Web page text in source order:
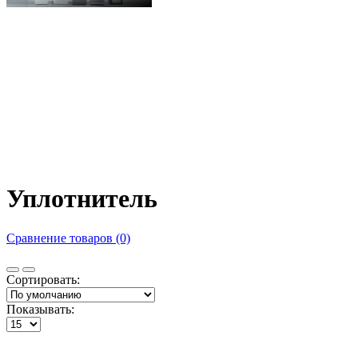
Уплотнитель
Сравнение товаров (0)
Сортировать:
Показывать: